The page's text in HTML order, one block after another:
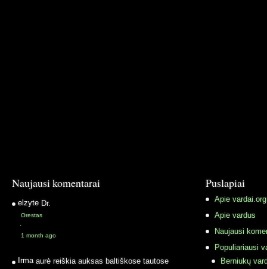
Naujausi komentarai
elzyte Dr.
Orestas
·
1 month ago
Irma aurė reiškia auksas baltiškose tautose
Puslapiai
Apie vardai.org
Apie vardus
Naujausi
Populiariausi
Berniukų